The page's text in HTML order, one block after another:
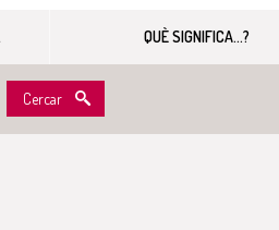
QUÈ SIGNIFICA...?
Cercar